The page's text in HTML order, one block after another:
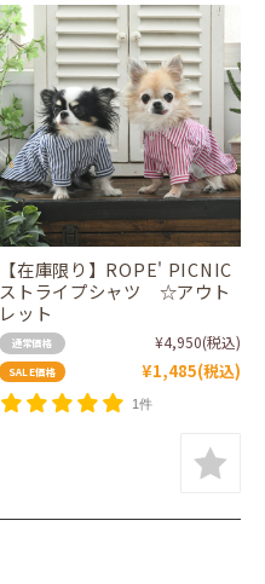
【在庫限り】ROPE' PICNIC
ストライプシャツ ☆アウト
レット
通常価格 ¥4,950(税込)
SALE価格 ¥1,485(税込)
1件